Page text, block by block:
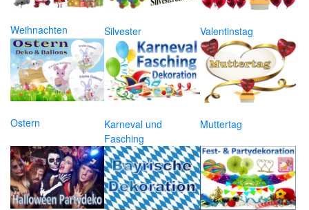
Weihnachten Silvester Valentinstag
Ostern
Karneval und
Fasching
Muttertag